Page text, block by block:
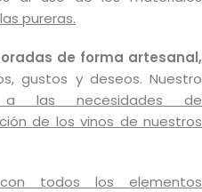
pureras.
de forma artesanal,
gustos y deseos. Nuestro
a las necesidades de
de los vinos de nuestros
todos los elementos